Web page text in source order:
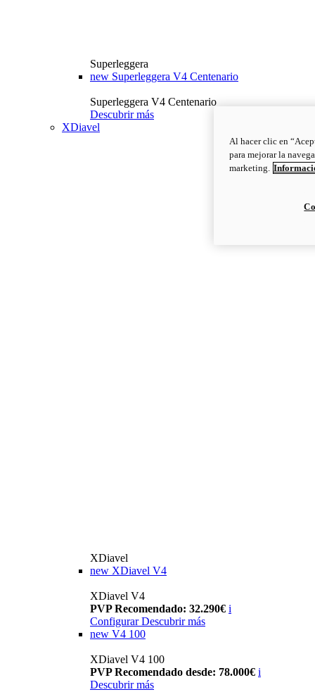
Superleggera
new Superleggera V4 Centenario
Superleggera V4 Centenario
Descubrir más
XDiavel
XDiavel
new XDiavel V4
XDiavel V4
PVP Recomendado: 32.290€ i
Configurar Descubrir más
new V4 100
XDiavel V4 100
PVP Recomendado desde: 78.000€ i
Descubrir más
Al hacer clic en
para mejorar la
marketing.